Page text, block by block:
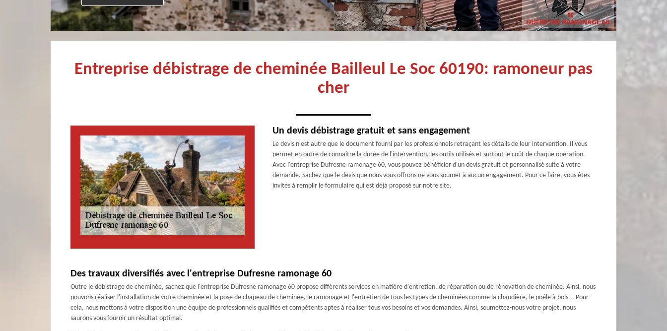
Entreprise débistrage de cheminée Bailleul Le Soc 60190: ramoneur pas
cher
Un devis débistrage gratuit et sans engagement
Le devis n'est autre que le document fourni par les professionnels retraçant les détails de leur intervention. Il vous
permet en outre de connaître la durée de l'intervention, les outils utilisés et surtout le coût de chaque opération.
Avec l'entreprise Dufresne ramonage 60, vous pouvez bénéficier d'un devis gratuit et personnalisé suite à votre
demande. Sachez que le devis que nous vous offrons ne vous soumet à aucun engagement. Pour ce faire, vous êtes
invités à remplir le formulaire qui est déjà proposé sur notre site.
Des travaux diversifiés avec l'entreprise Dufresne ramonage 60
Outre le débistrage de cheminée, sachez que l'entreprise Dufresne ramonage 60 propose différents services en matière d'entretien, de réparation ou de rénovation de cheminée. Ainsi, nous
pouvons réaliser l'installation de votre cheminée et la pose de chapeau de cheminée, le ramonage et l'entretien de tous les types de cheminées comme la chaudière, le poêle à bois... Pour
cela, nous mettons à votre disposition une équipe de professionnels qualifiés et compétents aptes à réaliser tous vos besoins et vos demandes. Ainsi, soumettez-nous votre projet, nous
saurons vous fournir un résultat optimal.